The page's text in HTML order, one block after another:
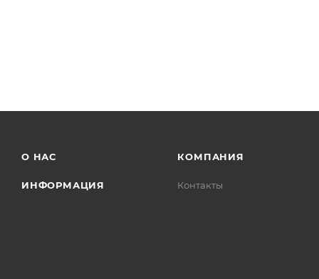
О НАС
ИНФОРМАЦИЯ
КОМПАНИЯ
Контакты